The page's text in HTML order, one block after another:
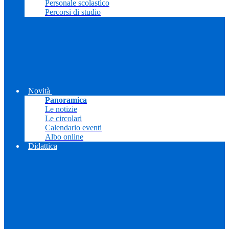
Personale scolastico
Percorsi di studio
Novità
Panoramica
Le notizie
Le circolari
Calendario eventi
Albo online
Didattica